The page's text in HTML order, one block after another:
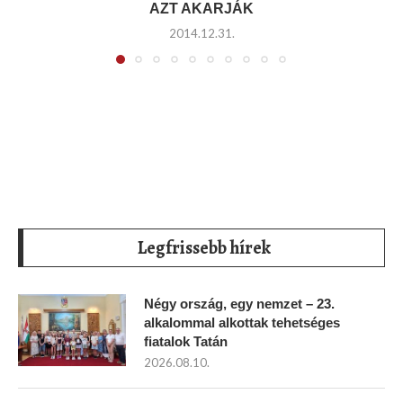
AZT AKARJÁK
2014.12.31.
Legfrissebb hírek
Négy ország, egy nemzet – 23.
alkalommal alkottak tehetséges
fiatalok Tatán
2026.08.10.